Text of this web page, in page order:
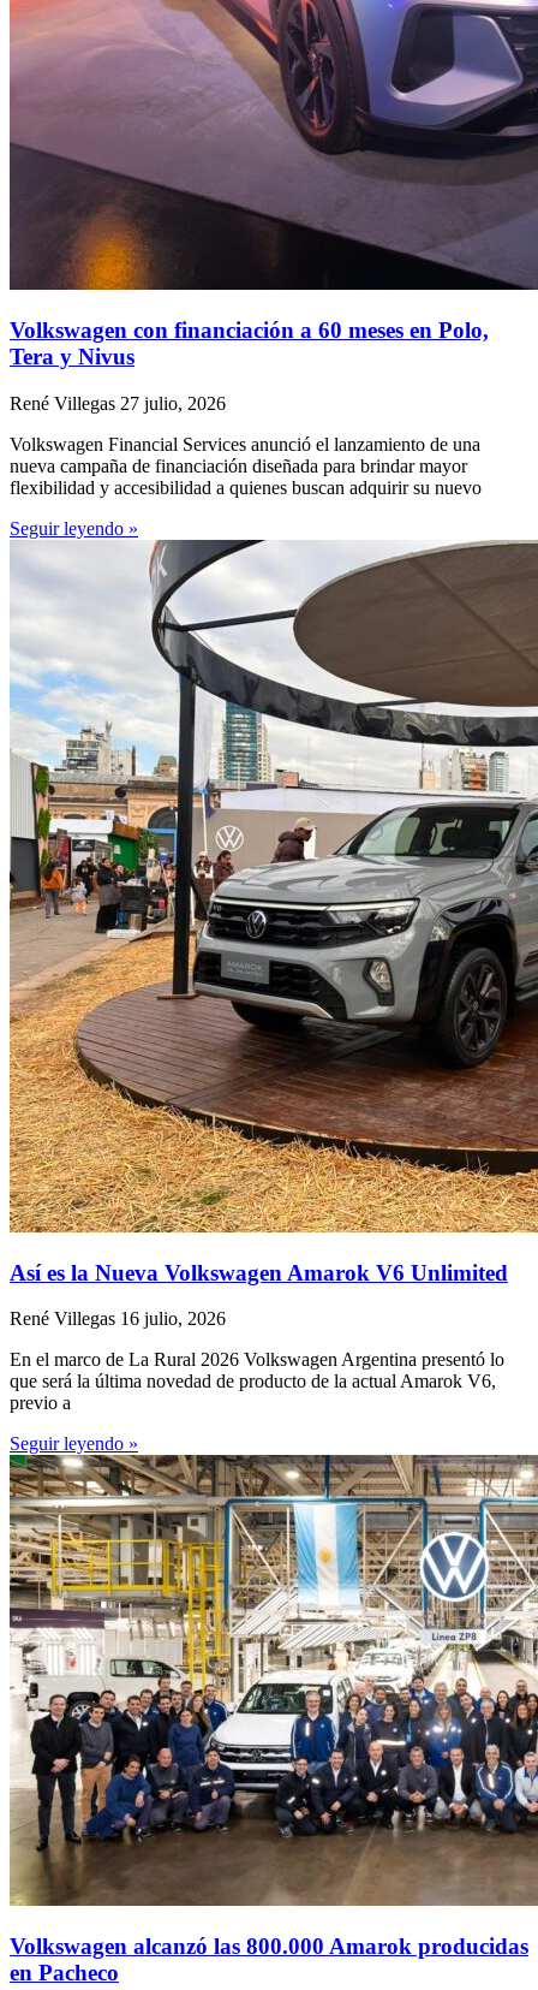
Volkswagen con financiación a 60 meses en Polo,
Tera y Nivus
René Villegas 27 julio, 2026
Volkswagen Financial Services anunció el lanzamiento de una
nueva campaña de financiación diseñada para brindar mayor
flexibilidad y accesibilidad a quienes buscan adquirir su nuevo
Seguir leyendo »
Así es la Nueva Volkswagen Amarok V6 Unlimited
René Villegas 16 julio, 2026
En el marco de La Rural 2026 Volkswagen Argentina presentó lo
que será la última novedad de producto de la actual Amarok V6,
previo a
Seguir leyendo »
Volkswagen alcanzó las 800.000 Amarok producidas
en Pacheco